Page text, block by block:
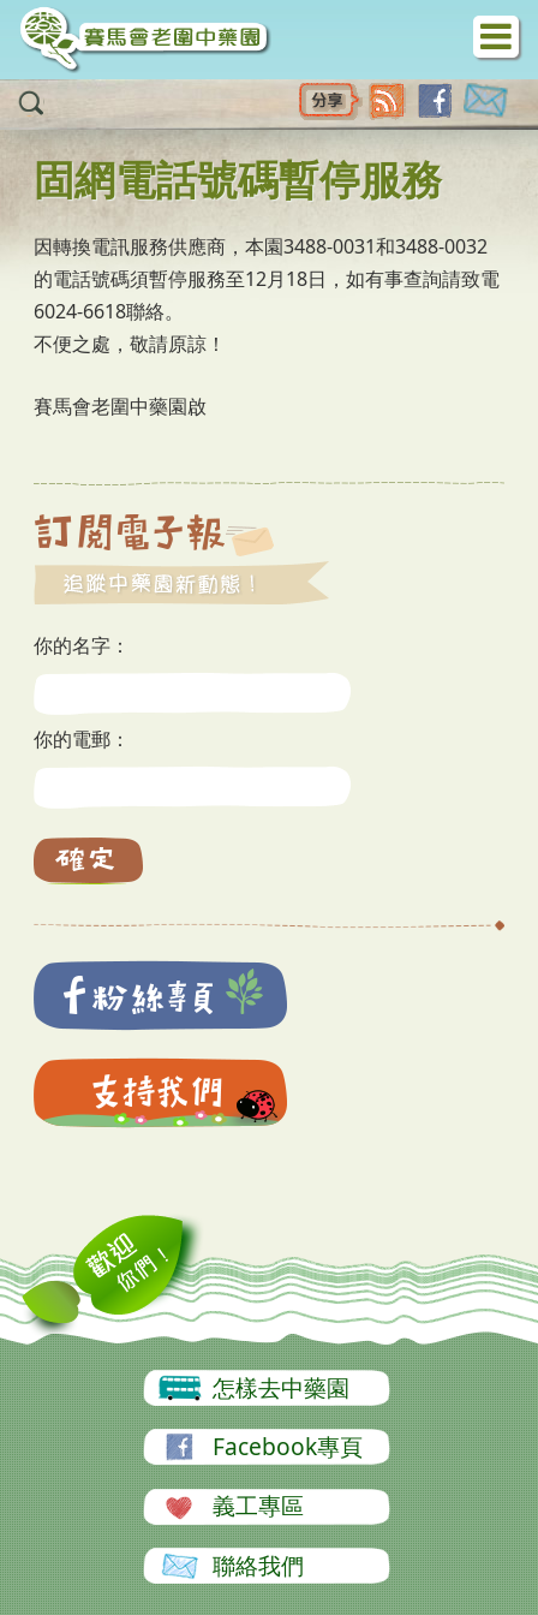
移至主內容
固網電話號碼暫停服務
因轉換電訊服務供應商，本園3488-0031和3488-0032
的電話號碼須暫停服務至12月18日，如有事查詢請致電
6024-6618聯絡。
不便之處，敬請原諒！
賽馬會老圍中藥園啟
你的名字：
你的電郵：
怎樣去中藥園
Facebook專頁
義工專區
聯絡我們